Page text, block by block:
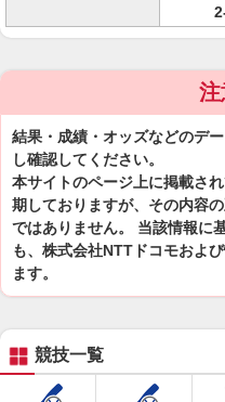
注
結果・成績・オッズなどのデ
し確認してください。
本サイトのページ上に掲載さ
期しておりますが、その内容
ではありません。 当該情報に
も、株式会社NTTドコモおよ
ます。
競技一覧